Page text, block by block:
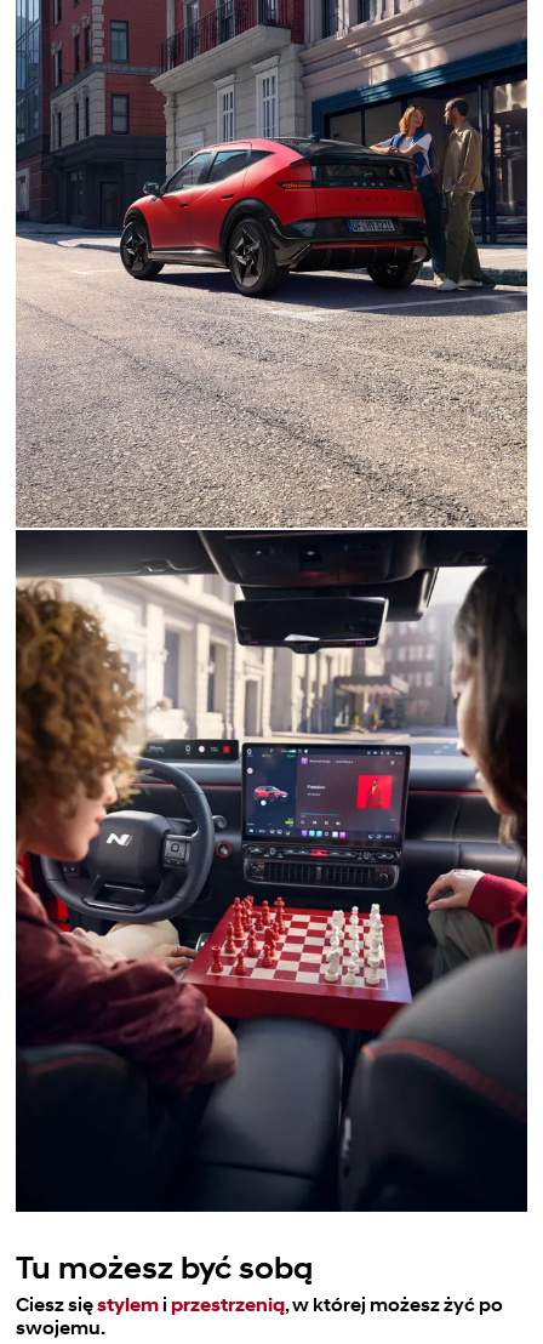
Tu możesz być sobą
Ciesz sięstylem i przestrzenią, w której możesz żyć po
swojemu.